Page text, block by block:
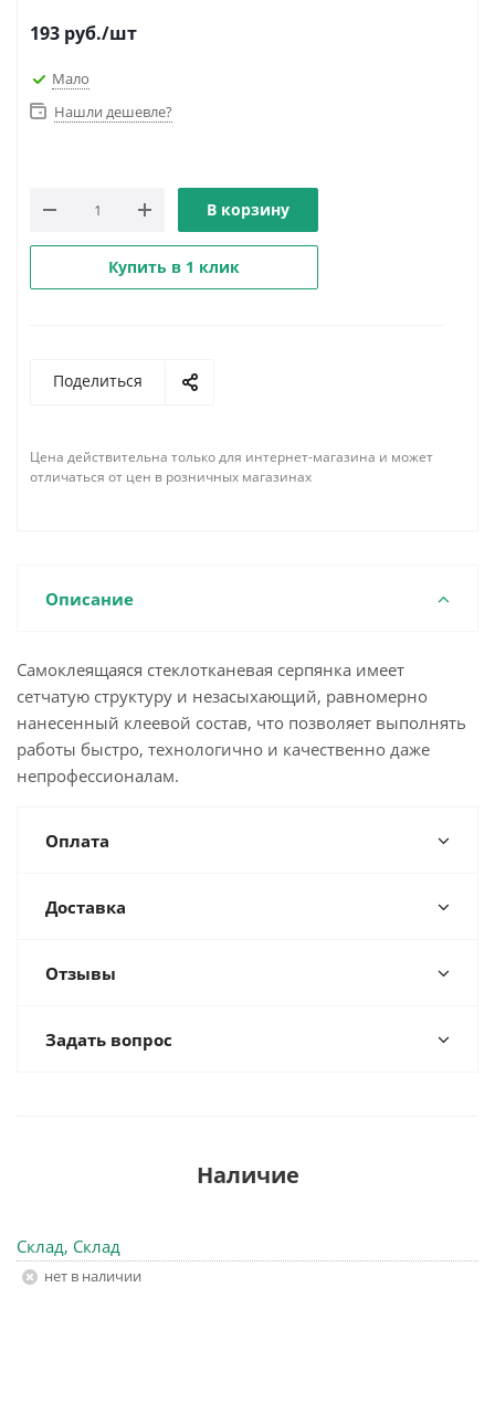
193 руб./шт
Мало
Нашли дешевле?
В корзину
Купить в 1 клик
Поделиться
Цена действительна только для интернет-магазина и может
отличаться от цен в розничных магазинах
Описание
Самоклеящаяся стеклотканевая серпянка имеет
сетчатую структуру и незасыхающий, равномерно
нанесенный клеевой состав, что позволяет выполнять
работы быстро, технологично и качественно даже
непрофессионалам.
Оплата
Доставка
Отзывы
Задать вопрос
Наличие
Склад, Склад
Нет в наличии